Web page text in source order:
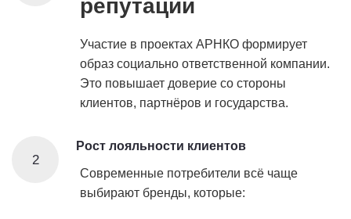
репутации
Участие в проектах АРНКО формирует
образ социально ответственной компании.
Это повышает доверие со стороны
клиентов, партнёров и государства.
2
Рост лояльности клиентов
Современные потребители всё чаще
выбирают бренды, которые: